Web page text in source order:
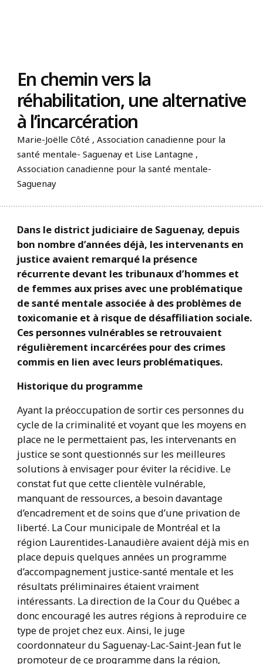
En chemin vers la
réhabilitation, une alternative
à l’incarcération
Marie-Joëlle Côté , Association canadienne pour la
santé mentale- Saguenay et Lise Lantagne ,
Association canadienne pour la santé mentale-
Saguenay
Dans le district judiciaire de Saguenay, depuis
bon nombre d’années déjà, les intervenants en
justice avaient remarqué la présence
récurrente devant les tribunaux d’hommes et
de femmes aux prises avec une problématique
de santé mentale associée à des problèmes de
toxicomanie et à risque de désaffiliation sociale.
Ces personnes vulnérables se retrouvaient
régulièrement incarcérées pour des crimes
commis en lien avec leurs problématiques.
Historique du programme
Ayant la préoccupation de sortir ces personnes du
cycle de la criminalité et voyant que les moyens en
place ne le permettaient pas, les intervenants en
justice se sont questionnés sur les meilleures
solutions à envisager pour éviter la récidive. Le
constat fut que cette clientèle vulnérable,
manquant de ressources, a besoin davantage
d’encadrement et de soins que d’une privation de
liberté. La Cour municipale de Montréal et la
région Laurentides-Lanaudière avaient déjà mis en
place depuis quelques années un programme
d’accompagnement justice-santé mentale et les
résultats préliminaires étaient vraiment
intéressants. La direction de la Cour du Québec a
donc encouragé les autres régions à reproduire ce
type de projet chez eux. Ainsi, le juge
coordonnateur du Saguenay-Lac-Saint-Jean fut le
promoteur de ce programme dans la région,